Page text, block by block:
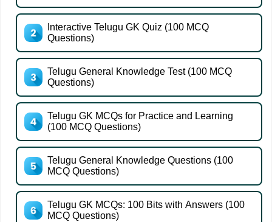
Interactive Telugu GK Quiz (100 MCQ
Questions)
Telugu General Knowledge Test (100 MCQ
Questions)
Telugu GK MCQs for Practice and Learning
(100 MCQ Questions)
Telugu General Knowledge Questions (100
MCQ Questions)
Telugu GK MCQs: 100 Bits with Answers (100
MCQ Questions)